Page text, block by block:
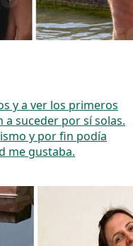
y a ver los primeros
a suceder por sí solas.
y por fin podía
me gustaba.